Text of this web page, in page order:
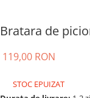
Bratara de
119,00 RON
STOC EPUIZAT